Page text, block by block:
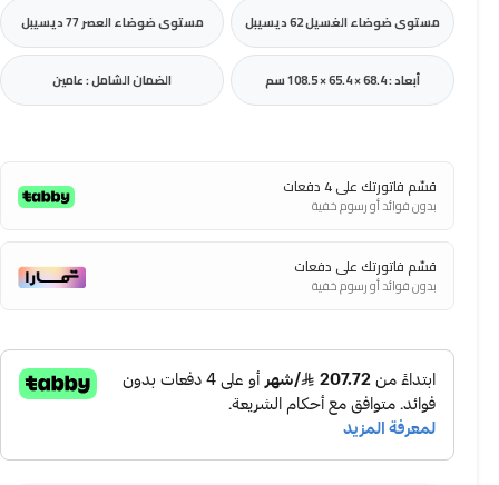
مستوى ضوضاء الغسيل 62 ديسيبل مستوى ضوضاء العصر 77 ديسيبل
أبعاد : 68.4 × 65.4 × 108.5 سم الضمان الشامل : عامين
قسّم فاتورتك على 4 دفعات
بدون فوائد أو رسوم خفية
قسّم فاتورتك على دفعات
بدون فوائد أو رسوم خفية